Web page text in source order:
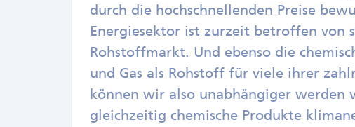
durch die hochschnellenden Preise
Energiesektor ist zurzeit betroffen von
Rohstoffmarkt. Und ebenso die
und Gas als Rohstoff für viele ihrer
können wir also unabhängiger werden
gleichzeitig chemische Produkte